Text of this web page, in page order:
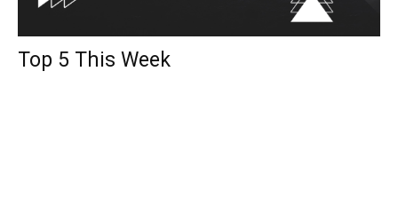
Top 5 This Week